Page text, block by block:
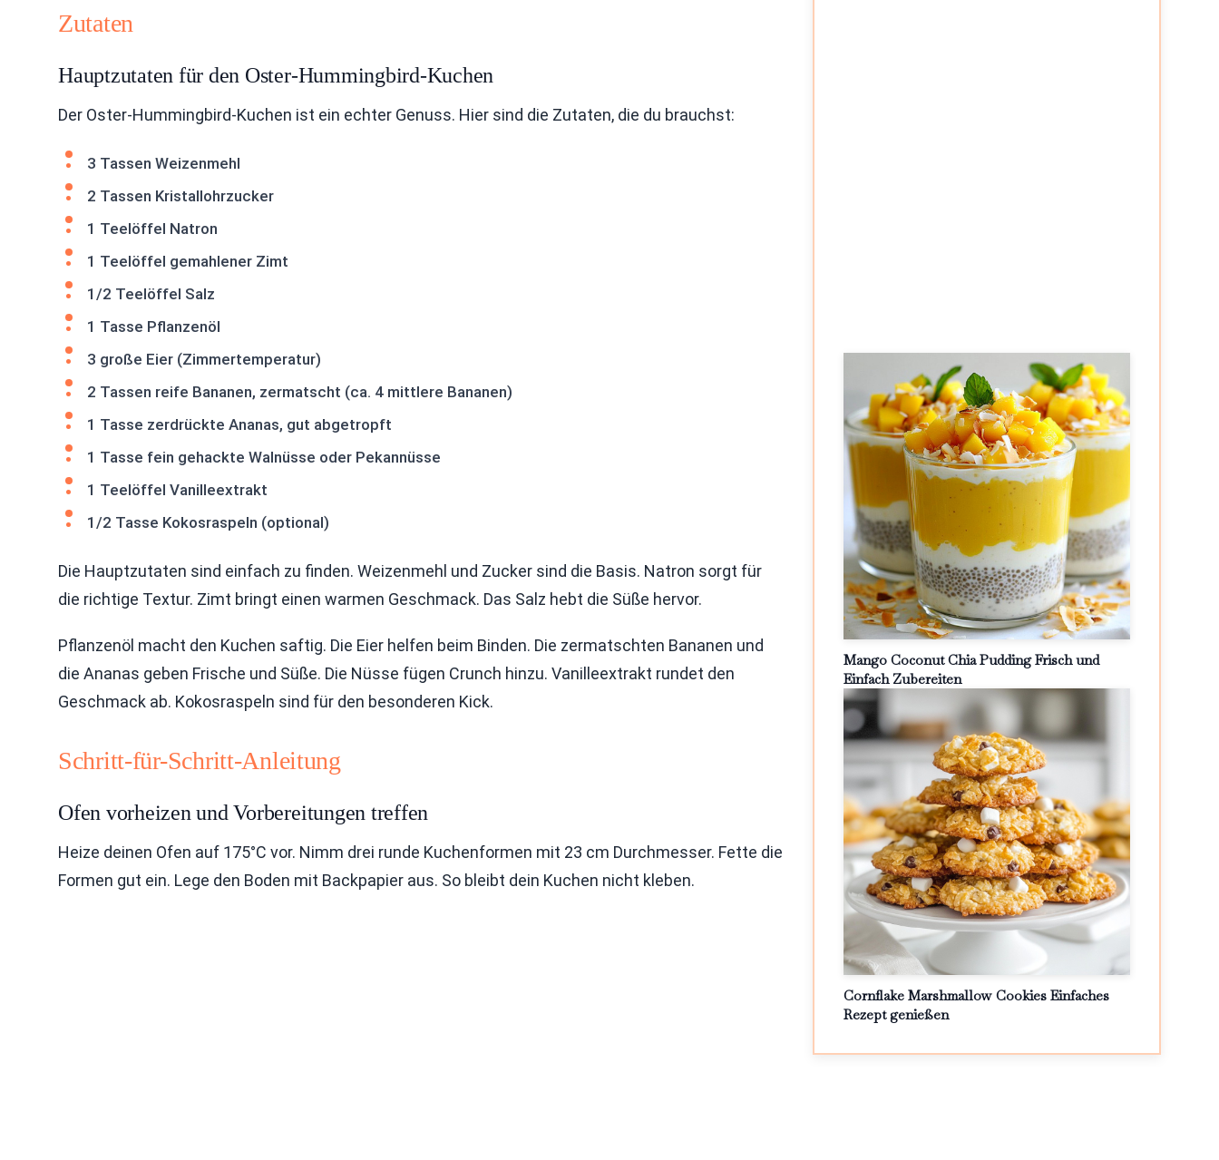
Zutaten
Hauptzutaten für den Oster-Hummingbird-Kuchen
Der Oster-Hummingbird-Kuchen ist ein echter Genuss. Hier sind die Zutaten, die du brauchst:
3 Tassen Weizenmehl
2 Tassen Kristallohrzucker
1 Teelöffel Natron
1 Teelöffel gemahlener Zimt
1/2 Teelöffel Salz
1 Tasse Pflanzenöl
3 große Eier (Zimmertemperatur)
2 Tassen reife Bananen, zermatscht (ca. 4 mittlere Bananen)
1 Tasse zerdrückte Ananas, gut abgetropft
1 Tasse fein gehackte Walnüsse oder Pekannüsse
1 Teelöffel Vanilleextrakt
1/2 Tasse Kokosraspeln (optional)
Die Hauptzutaten sind einfach zu finden. Weizenmehl und Zucker sind die Basis. Natron sorgt für
die richtige Textur. Zimt bringt einen warmen Geschmack. Das Salz hebt die Süße hervor.
Pflanzenöl macht den Kuchen saftig. Die Eier helfen beim Binden. Die zermatschten Bananen und
die Ananas geben Frische und Süße. Die Nüsse fügen Crunch hinzu. Vanilleextrakt rundet den
Geschmack ab. Kokosraspeln sind für den besonderen Kick.
Schritt-für-Schritt-Anleitung
Ofen vorheizen und Vorbereitungen treffen
Heize deinen Ofen auf 175°C vor. Nimm drei runde Kuchenformen mit 23 cm Durchmesser. Fette die
Formen gut ein. Lege den Boden mit Backpapier aus. So bleibt dein Kuchen nicht kleben.
Mango Coconut Chia Pudding Frisch und
Einfach Zubereiten
Cornflake Marshmallow Cookies Einfaches
Rezept genießen